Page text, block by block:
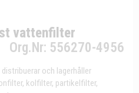
vattenfilter
Org.Nr: 556270-4956
och lagerhåller
kolfilter, partikelfilter,